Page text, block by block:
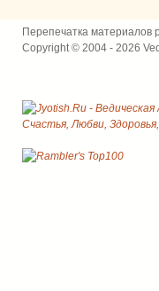
Перепечатка материалов
Copyright © 2004 - 2026